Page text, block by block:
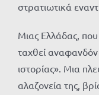
στρατιωτικά
Μιας Ελλάδας, που
ταχθεί
ιστορίας». Μια
αλαζονεία της,